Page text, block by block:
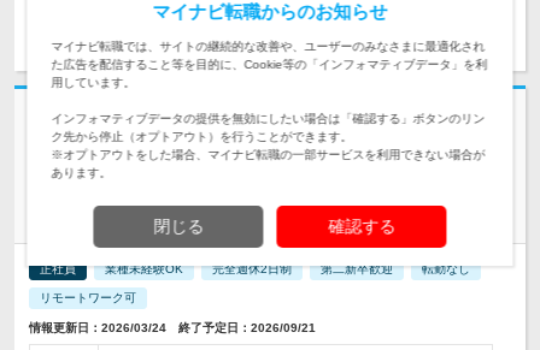
求人詳細を見る 気になる
志望動機・自己PR不要
株式会社ＲＡＣＥコンサルティング | 店舗を成長させるパートナー◆完全
週休2日制◆月給30万円～
正社員 業種未経験OK 完全週休2日制 第二新卒歓迎 転勤なし
リモートワーク可
情報更新日：2026/03/24 終了予定日：2026/09/21
マイナビ転職からのお知らせ
マイナビ転職では、サイトの継続的な改善や、ユーザーのみなさまに最適化され
た広告を配信すること等を目的に、Cookie等の「インフォマティブデータ」を利
用しています。
インフォマティブデータの提供を無効にしたい場合は「確認する」ボタンのリン
ク先から停止（オプトアウト）を行うことができます。
※オプトアウトをした場合、マイナビ転職の一部サービスを利用できない場合が
あります。
閉じる 確認する